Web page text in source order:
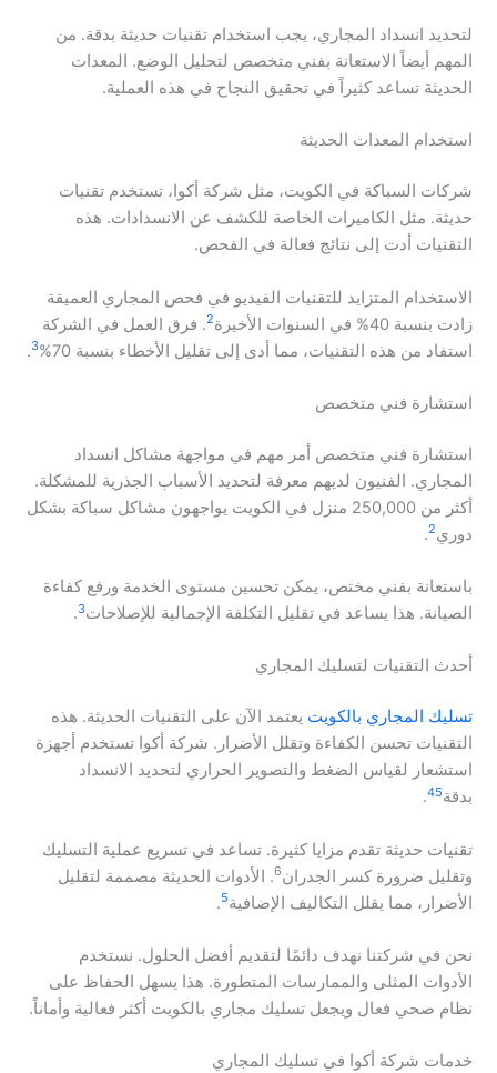
لتحديد انسداد المجاري، يجب استخدام تقنيات حديثة بدقة. من
المهم أيضاً الاستعانة بفني متخصص لتحليل الوضع. المعدات
الحديثة تساعد كثيراً في تحقيق النجاح في هذه العملية.
استخدام المعدات الحديثة
شركات السباكة في الكويت، مثل شركة أكوا، تستخدم تقنيات
حديثة. مثل الكاميرات الخاصة للكشف عن الانسدادات. هذه
التقنيات أدت إلى نتائج فعالة في الفحص.
الاستخدام المتزايد للتقنيات الفيديو في فحص المجاري العميقة
زادت بنسبة 40% في السنوات الأخيرة
2. فرق العمل في الشركة
استفاد من هذه التقنيات، مما أدى إلى تقليل الأخطاء بنسبة 70%
3
.
استشارة فني متخصص
استشارة فني متخصص أمر مهم في مواجهة مشاكل انسداد
المجاري. الفنيون لديهم معرفة لتحديد الأسباب الجذرية للمشكلة.
أكثر من 250,000 منزل في الكويت يواجهون مشاكل سباكة بشكل
دوري2
.
باستعانة بفني مختص، يمكن تحسين مستوى الخدمة ورفع كفاءة
الصيانة. هذا يساعد في تقليل التكلفة الإجمالية للإصلاحات3
.
أحدث التقنيات لتسليك المجاري
تسليك المجاري بالكويت يعتمد الآن على التقنيات الحديثة. هذه
التقنيات تحسن الكفاءة وتقلل الأضرار. شركة أكوا تستخدم أجهزة
استشعار لقياس الضغط والتصوير الحراري لتحديد الانسداد
بدقة
45
.
تقنيات حديثة تقدم مزايا كثيرة. تساعد في تسريع عملية التسليك
وتقليل ضرورة كسر الجدران6. الأدوات الحديثة مصممة لتقليل
الأضرار، مما يقلل التكاليف الإضافية5
.
نحن في شركتنا نهدف دائمًا لتقديم أفضل الحلول. نستخدم
الأدوات المثلى والممارسات المتطورة. هذا يسهل الحفاظ على
نظام صحي فعال ويجعل تسليك مجاري بالكويت أكثر فعالية وأماناً.
خدمات شركة أكوا في تسليك المجاري